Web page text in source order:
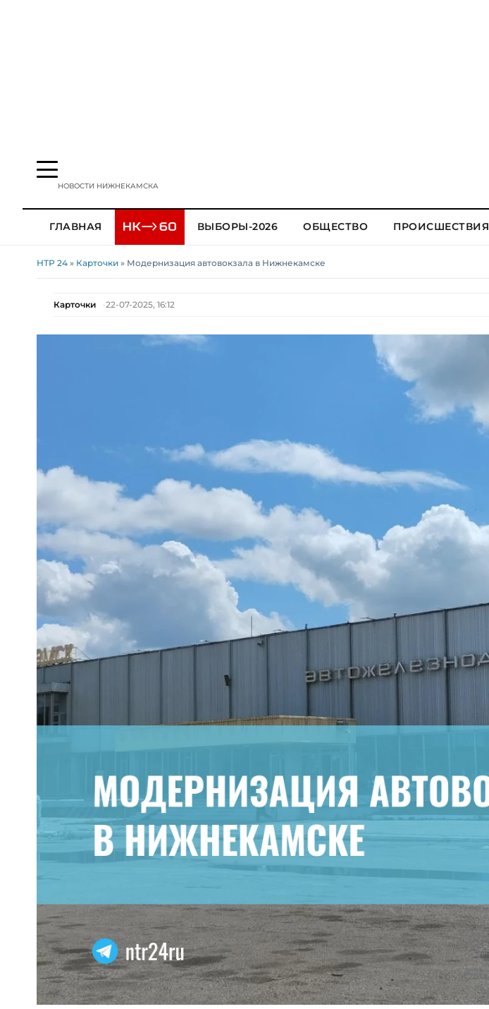
НОВОСТИ НИЖНЕКАМСКА
ГЛАВНАЯ ВЫБОРЫ-2026 ОБЩЕСТВО ПРОИСШЕСТВИЯ
НТР 24 » Карточки » Модернизация автовокзала в Нижнекамске
Карточки 22-07-2025, 16:12